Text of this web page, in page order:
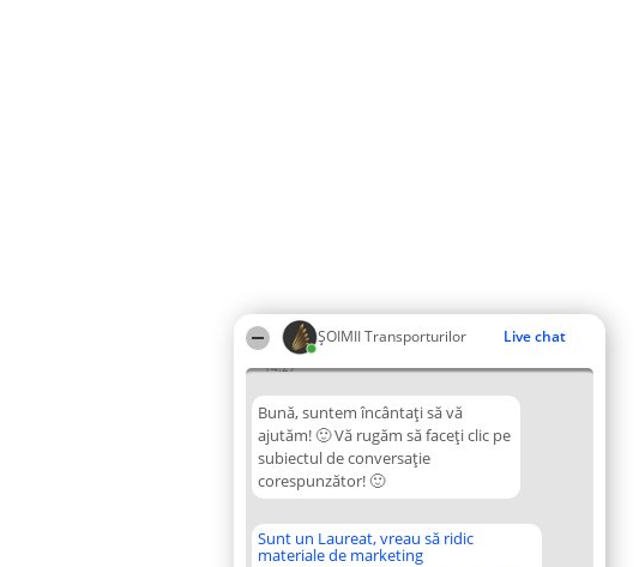
ȘOIMII Transporturilor Live chat
14:27
Bună, suntem încântați să vă
ajutăm! 🙂 Vă rugăm să faceți clic pe
subiectul de conversație
corespunzător! 🙂
Sunt un Laureat, vreau să ridic
materiale de marketing